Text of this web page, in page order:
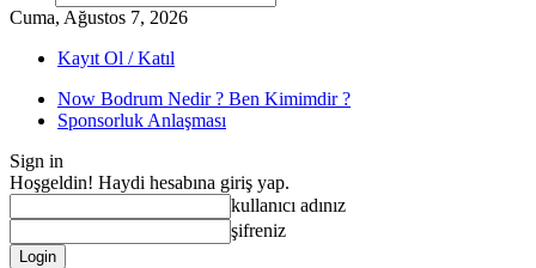
Cuma, Ağustos 7, 2026
Kayıt Ol / Katıl
Now Bodrum Nedir ? Ben Kimimdir ?
Sponsorluk Anlaşması
Sign in
Hoşgeldin! Haydi hesabına giriş yap.
kullanıcı adınız
şifreniz